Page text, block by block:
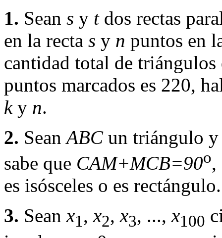
1. Sean s y tdos rectas
en la recta s y n puntos en
cantidad total de triángulos
puntos marcados es 220,
ky n.
2. SeanABCun triángulo
sabe que CAM+MCB=90o,
es isósceles o es rectángulo.
3. Seanx1, x2,x3, ...,x100